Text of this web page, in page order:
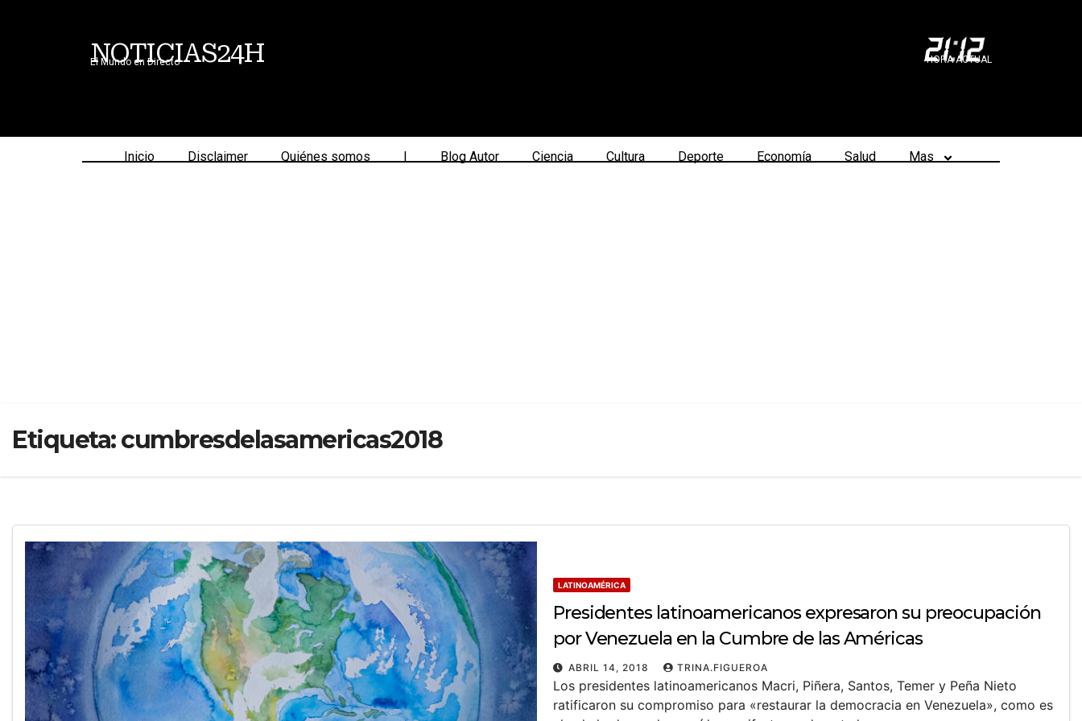
NOTICIAS24H
El Mundo en Directo 21:12
HORA ACTUAL
Inicio Disclaimer Quiénes somos | Blog Autor Ciencia Cultura Deporte Economía Salud Mas
Etiqueta:cumbresdelasamericas2018
LATINOAMÉRICA
Presidentes latinoamericanos expresaron su preocupación
por Venezuela en la Cumbre de las Américas
ABRIL 14, 2018 TRINA.FIGUEROA
Los presidentes latinoamericanos Macri, Piñera, Santos, Temer y Peña Nieto
ratificaron su compromiso para «restaurar la democracia en Venezuela», como es